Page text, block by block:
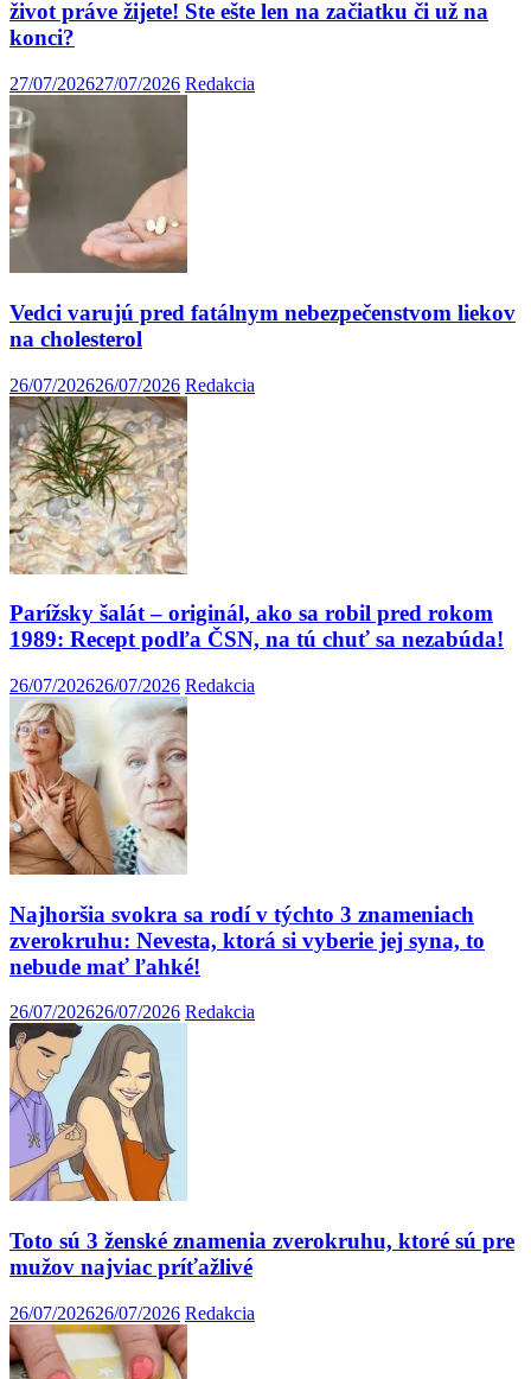
život práve žijete! Ste ešte len na začiatku či už na
konci?
27/07/202627/07/2026 Redakcia
Vedci varujú pred fatálnym nebezpečenstvom liekov
na cholesterol
26/07/202626/07/2026 Redakcia
Parížsky šalát – originál, ako sa robil pred rokom
1989: Recept podľa ČSN, na tú chuť sa nezabúda!
26/07/202626/07/2026 Redakcia
Najhoršia svokra sa rodí v týchto 3 znameniach
zverokruhu: Nevesta, ktorá si vyberie jej syna, to
nebude mať ľahké!
26/07/202626/07/2026 Redakcia
Toto sú 3 ženské znamenia zverokruhu, ktoré sú pre
mužov najviac príťažlivé
26/07/202626/07/2026 Redakcia